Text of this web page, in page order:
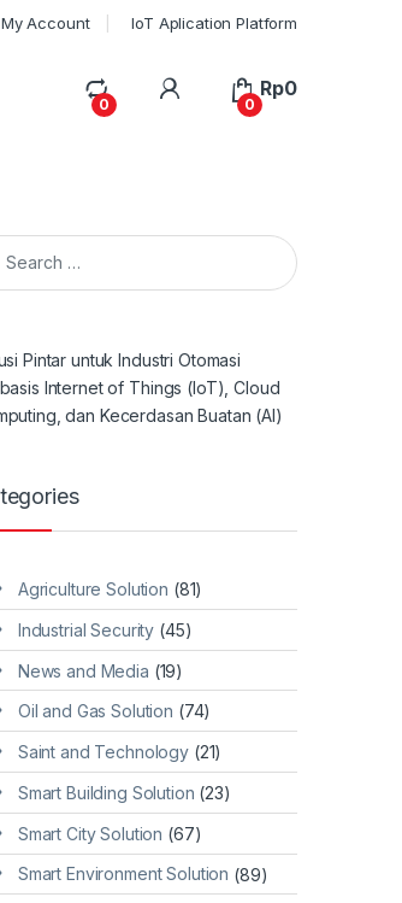
My Account IoT Aplication Platform
0
My Account
0
Rp0
for:
Pintar untuk Industri Otomasi
Internet of Things (IoT), Cloud
dan Kecerdasan Buatan (AI)
Agriculture Solution (81)
Industrial Security (45)
News and Media (19)
Oil and Gas Solution (74)
Saint and Technology (21)
Smart Building Solution (23)
Smart City Solution (67)
Smart Environment Solution (89)